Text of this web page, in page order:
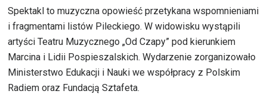
Spektakl to muzyczna opowieść przetykana wspomnieniami
i fragmentami listów Pileckiego. W widowisku wystąpili
artyści Teatru Muzycznego „Od Czapy” pod kierunkiem
Marcina i Lidii Pospieszalskich. Wydarzenie zorganizowało
Ministerstwo Edukacji i Nauki we współpracy z Polskim
Radiem oraz Fundacją Sztafeta.